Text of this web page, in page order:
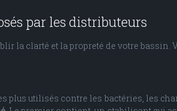
par les distributeurs
la clarté et la propreté de votre
plus utilisés contre les bactéries, les